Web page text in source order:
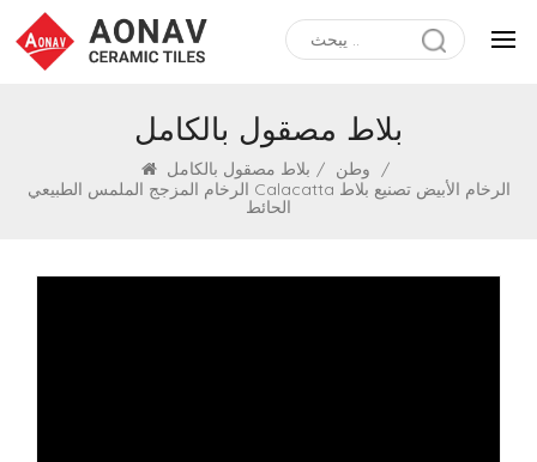
بلاط مصقول بالكامل
وطن / بلاط مصقول بالكامل
/
الرخام المزجج الملمس الطبيعي Calacatta الرخام الأبيض تصنيع بلاط
الحائط